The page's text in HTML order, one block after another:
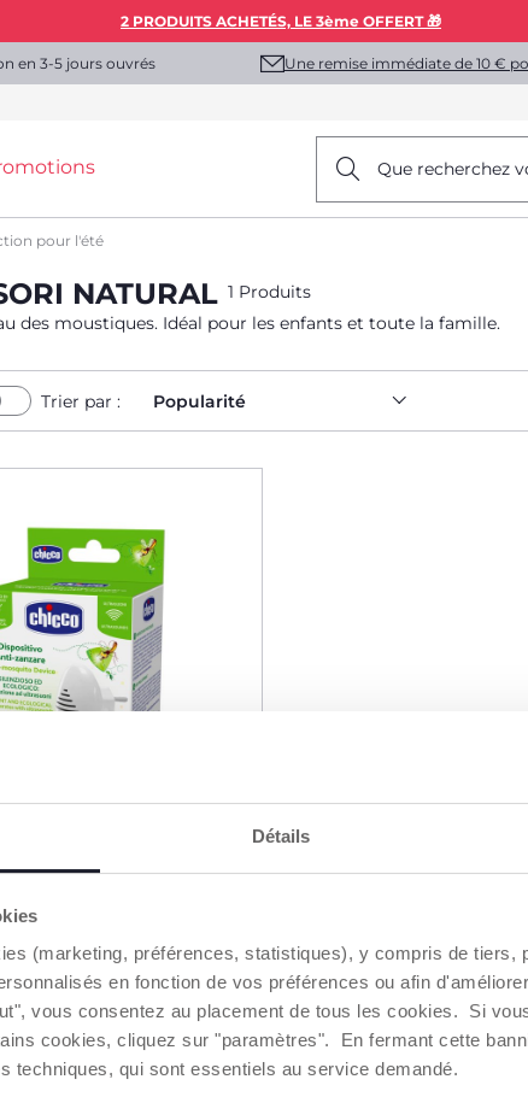
Détails
(marketing, préférences, statistiques), y compris de tiers,
en fonction de vos préférences ou afin
vous consentez au placement de tous les cookies. Si
cookies, cliquez sur "paramètres". En fermant cette
techniques, qui sont essentiels au service demandé.
2 PRODUITS ACHETÉS, LE 3ème OFFERT 🎁
en 3-5 jours ouvrés Une remise immédiate de 10 €
Que recherchez
pour l'été
NATURAL 1 Produits
des moustiques. Idéal pour les enfants et toute la famille.
Trier par : Popularité
Moustiques à
AU PANIER